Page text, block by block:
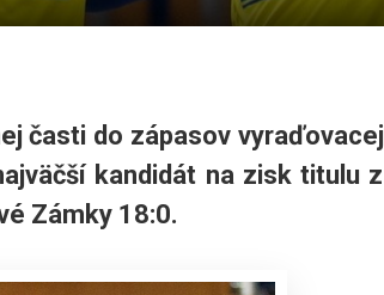
časti do zápasov vyraďovacej
kandidát na zisk titulu z
Zámky 18:0.